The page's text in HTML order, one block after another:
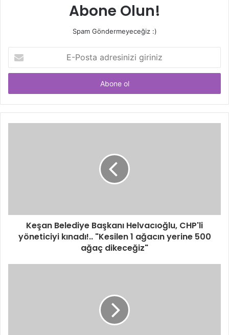
Abone Olun!
Spam Göndermeyeceğiz :)
Posta
adresinizi
Keşan Belediye Başkanı Helvacıoğlu, CHP'li
yöneticiyi kınadı!.. "Kesilen 1 ağacın yerine 500
ağaç dikeceğiz"